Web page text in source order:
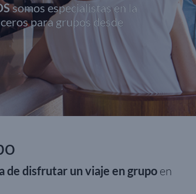
somos especialistas en la
para grupos desde
de disfrutar un viaje en grupo en